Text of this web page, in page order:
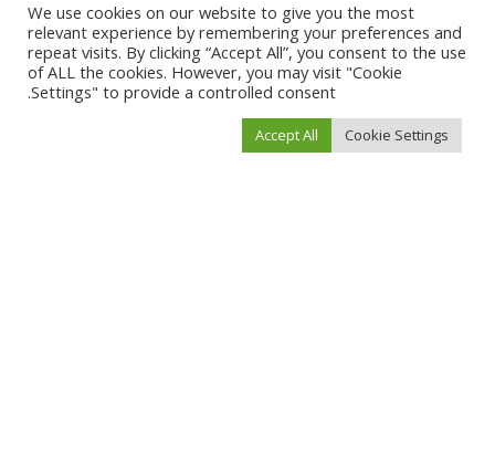
الدوري السعودي الاتفاق – الهلال 18:00 الاتحاد – الوحدة 21:00 الدوري
المصري الجونة – الإسماعيلي 18:00 زد إف سي – إنبي 18
More…
We use cookies on our website to give you the most
relevant experience by remembering your preferences and
repeat visits. By clicking “Accept All”, you consent to the use
of ALL the cookies. However, you may visit "Cookie
Settings" to provide a controlled consent.
Cookie Settings
Accept All